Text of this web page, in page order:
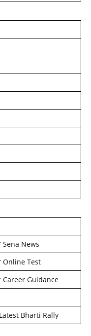
Sena News
Online Test
Career Guidance
Latest Bharti Rally